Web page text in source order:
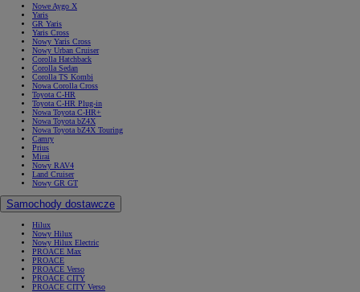
Nowe Aygo X
Yaris
GR Yaris
Yaris Cross
Nowy Yaris Cross
Nowy Urban Cruiser
Corolla Hatchback
Corolla Sedan
Corolla TS Kombi
Nowa Corolla Cross
Toyota C-HR
Toyota C-HR Plug-in
Nowa Toyota C-HR+
Nowa Toyota bZ4X
Nowa Toyota bZ4X Touring
Camry
Prius
Mirai
Nowy RAV4
Land Cruiser
Nowy GR GT
Samochody dostawcze
Hilux
Nowy Hilux
Nowy Hilux Electric
PROACE Max
PROACE
PROACE Verso
PROACE CITY
PROACE CITY Verso